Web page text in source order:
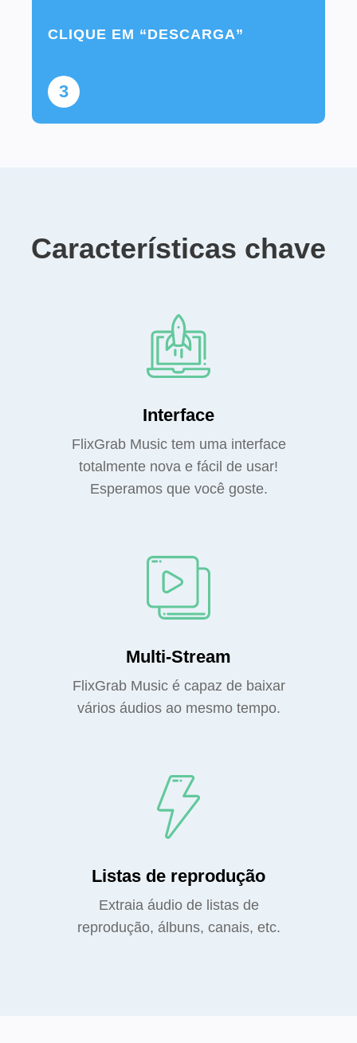
3
CLIQUE EM “DESCARGA”
Características chave
Interface
FlixGrab Music tem uma interface
totalmente nova e fácil de usar!
Esperamos que você goste.
Multi-Stream
FlixGrab Music é capaz de baixar
vários áudios ao mesmo tempo.
Listas de reprodução
Extraia áudio de listas de
reprodução, álbuns, canais, etc.